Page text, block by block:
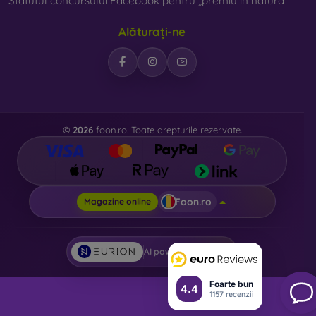
4.4 Foarte bun
1157 recenzii
Alăturați-ne
© 2026foon.ro. Toate drepturile rezervate.
Magazine online Foon.ro
AI powered by